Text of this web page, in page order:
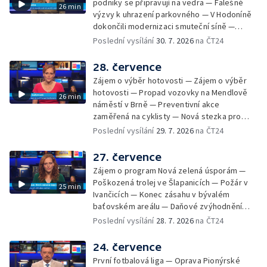
Letní kurzy umění pro mladé — Mobilní
kurníky pomáhají na poli
26 min
podniky se připravují na vedra — Falešné
výzvy k uhrazení parkovného — V Hodoníně
dokončili modernizaci smuteční síně —
Chybějící toalety u dětských hřišť —
bývalého nákupního domu Letná — Končí 52.
ročník Letní filmové školy — 3. ročník
komunitní akce Stůl ve středu — Cesta na
podporu paliativní péče
Poslední vysílání30. 7. 2026na ČT24
26 min
28. července
Zájem o výběr hotovosti — Zájem o výběr
hotovosti — Propad vozovky na Mendlově
náměstí v Brně — Preventivní akce
zaměřená na cyklisty — Nová stezka pro
cyklisty na Zlínsku — Letecká linka mezi
pozorovat zatmění Slunce — Den AČFK na
Letní filmové škole — Milan Uhde slaví 90 let
— Rekonstrukce vojenského srubu
Poslední vysílání 29. 7. 2026na ČT24
25 min
27. července
Zájem o program Nová zelená úsporám —
Poškozená trolej ve Šlapanicích — Požár v
Ivančicích — Konec zásahu v bývalém
baťovském areálu — Daňové zvýhodnění
vína — Výhružky na magistrátu v Olomouci —
Brněnské týmy v první fotbalové lize —
Chystaná rekonstrukce bývalé věznice —
Poslední vysílání 28. 7. 2026na ČT24
24. července
První fotbalová liga — Oprava Pionýrské